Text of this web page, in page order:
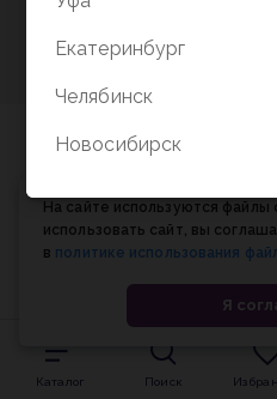
Каталог Поиск
На сайте используются
использовать сайт, вы
в политике использования
Я
Екатеринбург
Челябинск
Новосибирск